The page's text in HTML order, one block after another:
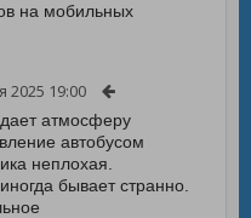
на мобильных
2025 19:00
атмосферу
автобусом
неплохая.
бывает странно.